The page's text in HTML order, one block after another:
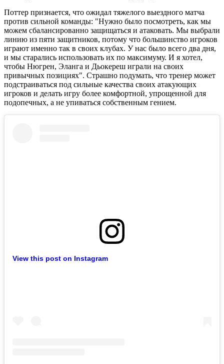
Поттер признается, что ожидал тяжелого выездного матча
против сильной команды: "Нужно было посмотреть, как мы
можем сбалансированно защищаться и атаковать. Мы выбрали
линию из пяти защитников, потому что большинство игроков
играют именно так в своих клубах. У нас было всего два дня,
и мы старались использовать их по максимуму. И я хотел,
чтобы Нюгрен, Эланга и Дьокереш играли на своих
привычных позициях". Страшно подумать, что тренер может
подстраиваться под сильные качества своих атакующих
игроков и делать игру более комфортной, упрощенной для
подопечных, а не упиваться собственным гением.
View this post on Instagram